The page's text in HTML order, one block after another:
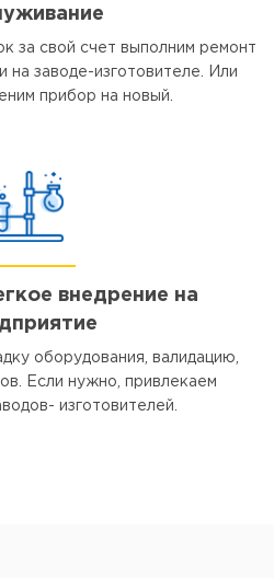
за свой счет выполним ремонт
на заводе-изготовителе. Или
прибор на новый.
внедрение на
оборудования, валидацию,
Если нужно, привлекаем
изготовителей.